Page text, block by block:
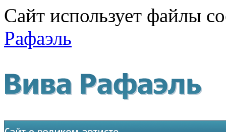
Сайт использует файлы
Рафаэль